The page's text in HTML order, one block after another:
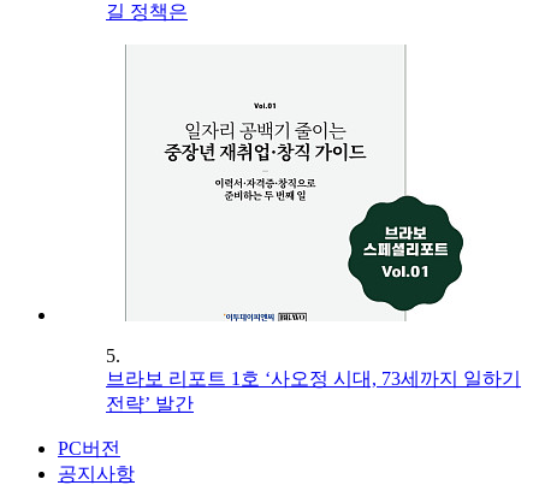
길 정책은
5.
브라보 리포트 1호 ‘사오정 시대, 73세까지 일하기
전략’ 발간
PC버전
공지사항